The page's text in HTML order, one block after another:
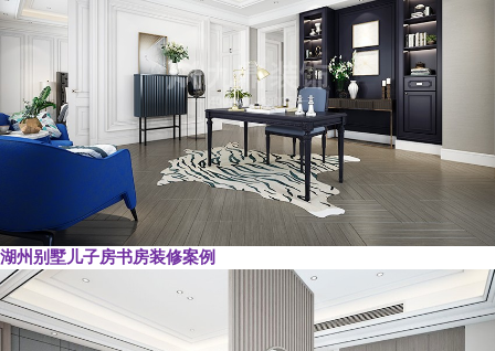
湖州别墅儿子房书房装修案例